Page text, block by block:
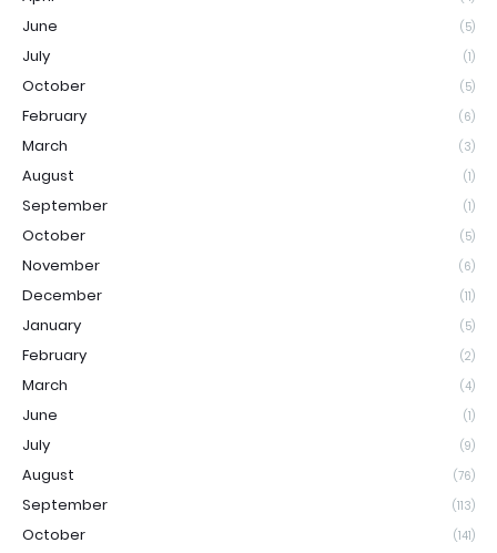
June (5)
July (1)
October (5)
February (6)
March (3)
August (1)
September (1)
October (5)
November (6)
December (11)
January (5)
February (2)
March (4)
June (1)
July (9)
August (76)
September (113)
October (141)